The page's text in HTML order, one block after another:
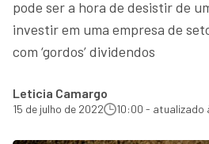
pode ser a hora de desistir de
investir em uma empresa de
com ‘gordos’ dividendos
Leticia Camargo
15 de julho de 2022 10:00 - atualizado